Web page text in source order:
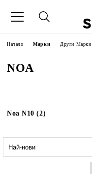
Начало Марки Други Марки
NOA
Noa N10 (2)